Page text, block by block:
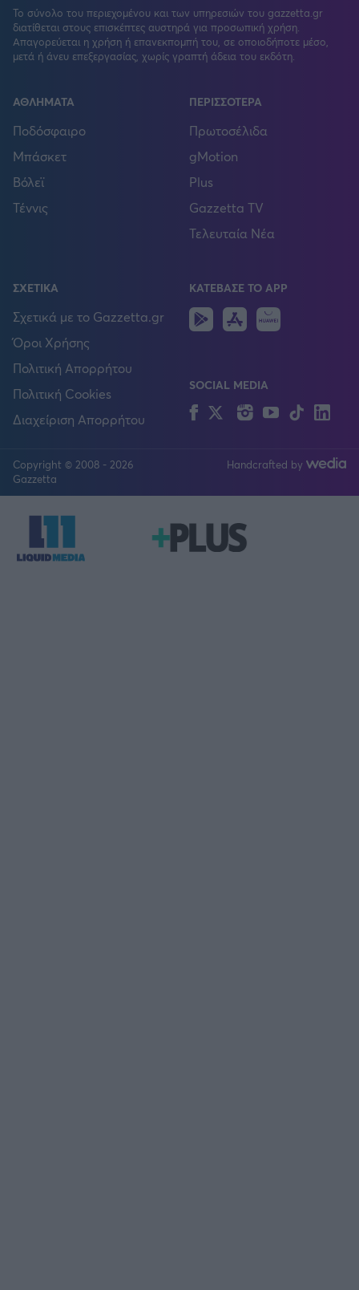
Το σύνολο του περιεχομένου και των υπηρεσιών του gazzetta.gr
διατίθεται στους επισκέπτες αυστηρά για προσωπική χρήση.
Απαγορεύεται η χρήση ή επανεκπομπή του, σε οποιοδήποτε μέσο,
μετά ή άνευ επεξεργασίας, χωρίς γραπτή άδεια του εκδότη.
ΑΘΛΗΜΑΤΑ
Ποδόσφαιρο
Μπάσκετ
Βόλεϊ
Τέννις
ΠΕΡΙΣΣΟΤΕΡΑ
Πρωτοσέλιδα
gMotion
Plus
Gazzetta TV
Τελευταία Νέα
ΣΧΕΤΙΚΑ
Σχετικά με το Gazzetta.gr
Όροι Χρήσης
Πολιτική Απορρήτου
Πολιτική Cookies
Διαχείριση Απορρήτου
ΚΑΤΕΒΑΣΕ ΤΟ APP
Android
IOS
SOCIAL MEDIA
FacebookTwitterInstagram
YouTubeTikTok
Copyright © 2008 - 2026
Gazzetta
Handcrafted by